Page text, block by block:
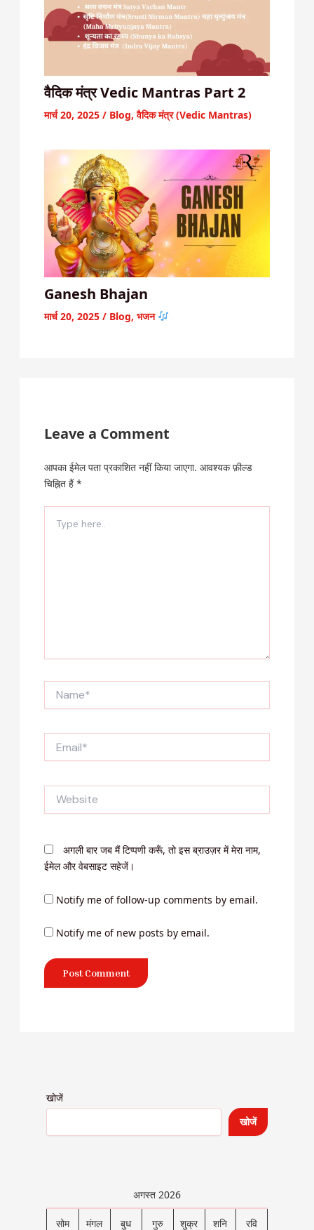
वैदिक मंत्र Vedic Mantras Part 2
मार्च 20, 2025 / Blog,वैदिक मंत्र (Vedic Mantras)
Ganesh Bhajan
मार्च 20, 2025 / Blog, भजन
Leave a Comment
आपका ईमेल पता प्रकाशित नहीं किया जाएगा. आवश्यक फ़ील्ड
चिह्नित हैं*
here..
अगली बार जब मैं टिप्पणी करूँ, तो इस ब्राउज़र में मेरा नाम,
ईमेल और वेबसाइट सहेजें।
Notify me of follow-up comments by email.
Notify me of new posts by email.
खोजें
खोजें
अगस्त 2026
सोम मंगल बुध गुरु शुक्र शनि रवि